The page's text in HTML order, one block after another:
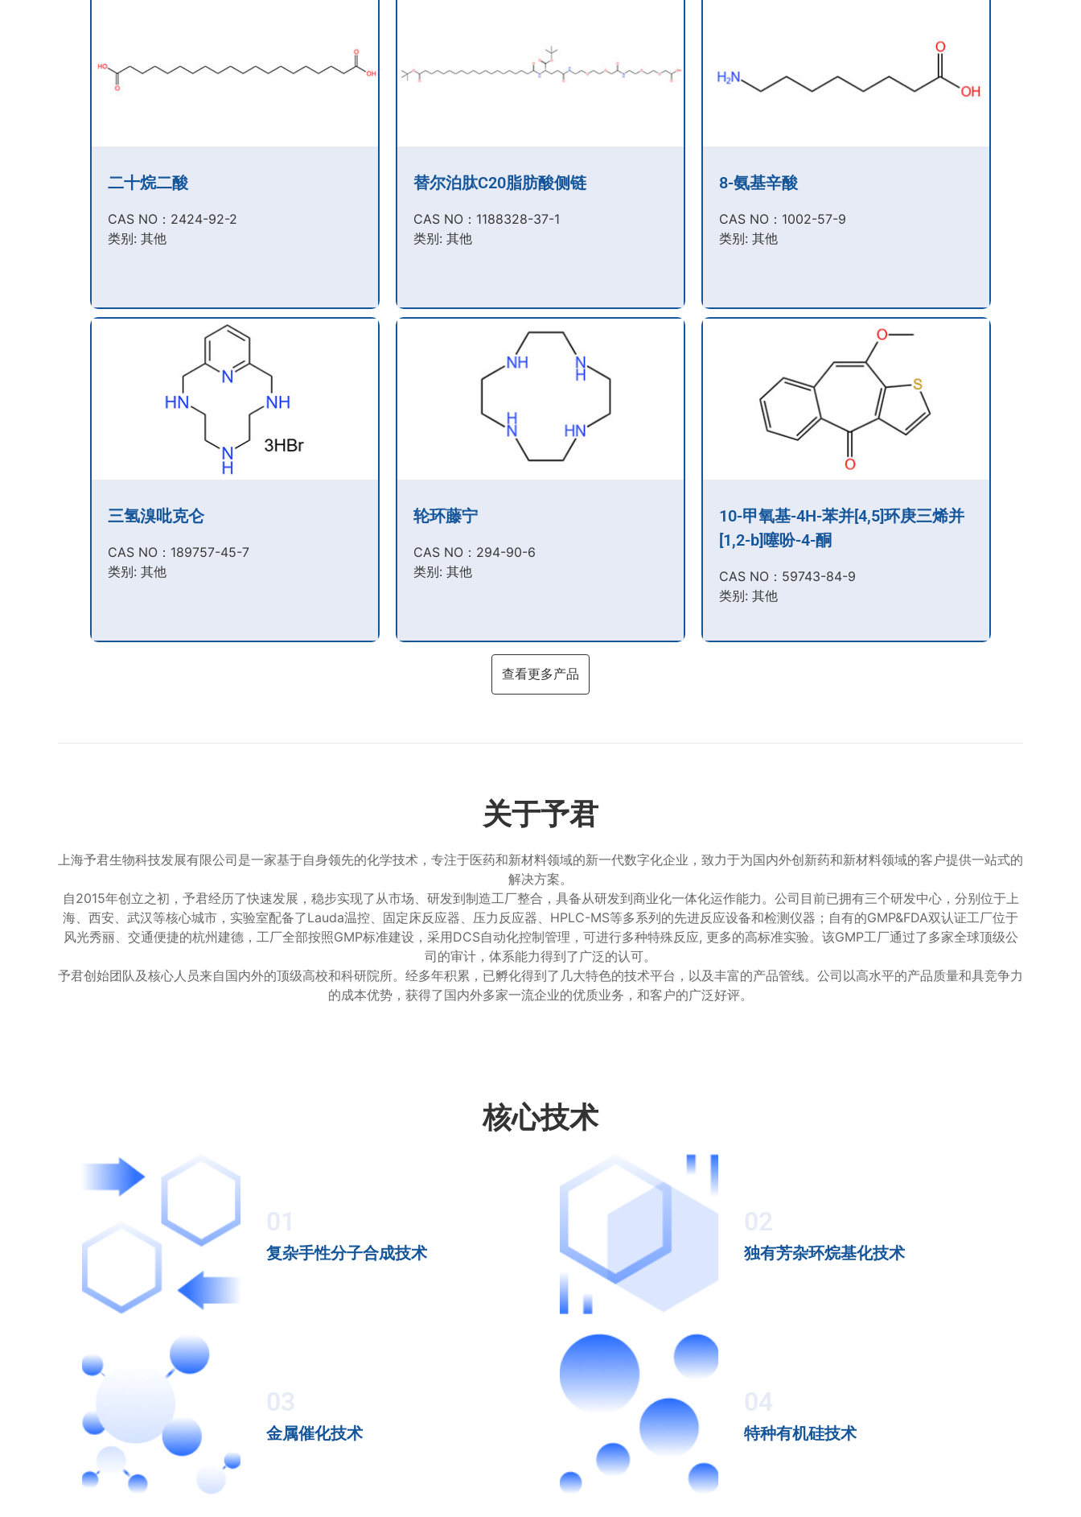
二十烷二酸
CAS NO：2424-92-2​
类别: 其他
替尔泊肽C20脂肪酸侧链
CAS NO：1188328-37-1
类别: 其他
8-氨基辛酸
CAS NO：1002-57-9​
类别: 其他
三氢溴吡克仑
CAS NO：189757-45-7​
类别: 其他
轮环藤宁
CAS NO：294-90-6​
类别: 其他
10-甲氧基-4H-苯并[4,5]环庚三烯并
[1,2-b]噻吩-4-酮
CAS NO：59743-84-9​
类别: 其他
查看更多产品
关于予君
上海予君生物科技发展有限公司是一家基于自身领先的化学技术，专注于医药和新材料领域的新一代数字化企业，致力于为国内外创新药和新材料领域的客户提供一站式的
解决方案。
自2015年创立之初，予君经历了快速发展，稳步实现了从市场、研发到制造工厂整合，具备从研发到商业化一体化运作能力。公司目前已拥有三个研发中心，分别位于上
海、西安、武汉等核心城市，实验室配备了Lauda温控、固定床反应器、压力反应器、HPLC-MS等多系列的先进反应设备和检测仪器；自有的GMP&FDA双认证工厂位于
风光秀丽、交通便捷的杭州建德，工厂全部按照GMP标准建设，采用DCS自动化控制管理，可进行多种特殊反应, 更多的高标准实验。该GMP工厂通过了多家全球顶级公
司的审计，体系能力得到了广泛的认可。
予君创始团队及核心人员来自国内外的顶级高校和科研院所。经多年积累，已孵化得到了几大特色的技术平台，以及丰富的产品管线。公司以高水平的产品质量和具竞争力
的成本优势，获得了国内外多家一流企业的优质业务，和客户的广泛好评。
核心技术
01
复杂手性分子合成技术
02
独有芳杂环烷基化技术
03
金属催化技术
04
特种有机硅技术